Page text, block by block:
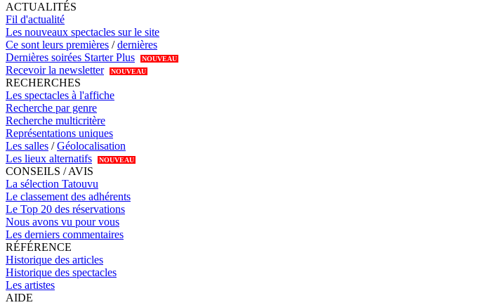
ACTUALITÉS
Fil d'actualité
Les nouveaux spectacles sur le site
Ce sont leurs premières /dernières
Dernières soirées Starter Plus
NOUVEAU
Recevoir la newsletter NOUVEAU
RECHERCHES
Les spectacles à l'affiche
Recherche par genre
Recherche multicritère
Représentations uniques
Les salles /Géolocalisation
Les lieux alternatifs
NOUVEAU
CONSEILS / AVIS
La sélection Tatouvu
Le classement des adhérents
Le Top 20 des réservations
Nous avons vu pour vous
Les derniers commentaires
RÉFÉRENCE
Historique des articles
Historique des spectacles
Les artistes
AIDE